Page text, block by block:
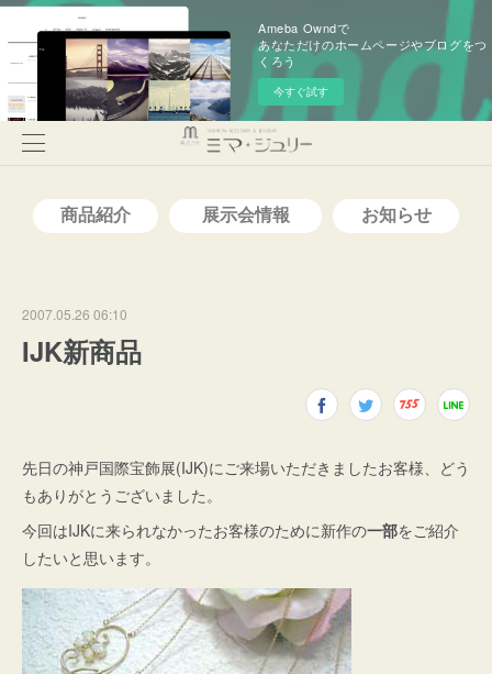
Ameba Owndで
あなただけのホームページやブログをつ
くろう
今すぐ試す
2007.05.26 06:10
IJK新商品
先日の神戸国際宝飾展(IJK)にご来場いただきましたお客様、どう
もありがとうございました。
今回はIJKに来られなかったお客様のために新作の一部をご紹介
したいと思います。